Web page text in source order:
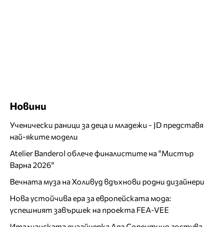
Новини
Ученически раници за деца и младежи - JD представя
най-яките модели
Atelier Banderol облече финалистите на "Мистър
Варна 2026"
Вечната муза на Холивуд вдъхнови родни дизайнери
Нова устойчива ера за европейската мода:
успешният завършек на проекта FEA-VEE